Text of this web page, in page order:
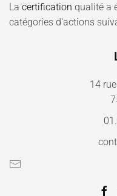
La certification qualité a
catégories d'actions
14